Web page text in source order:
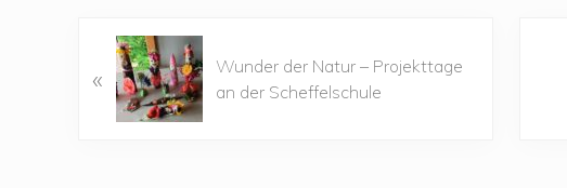
o
«
Wunder der Natur – Projekttage
an der Scheffelschule